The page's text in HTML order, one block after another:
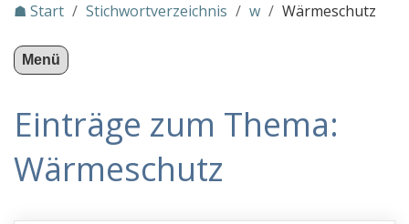
PLZ Gebiet 7
PLZ Gebiet 8
PLZ Gebiet 9
Gutachter in Österreich
Stichwortverzeichnis
a
☗ Start / Stichwortverzeichnis / w / Wärmeschutz
Menü
Einträge zum Thema:
Wärmeschutz